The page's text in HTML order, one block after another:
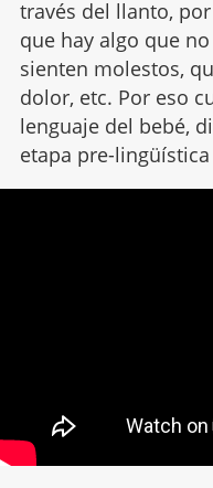
través del llanto,
que hay algo que
sienten molestos,
dolor, etc. Por eso
lenguaje del bebé,
etapa pre-